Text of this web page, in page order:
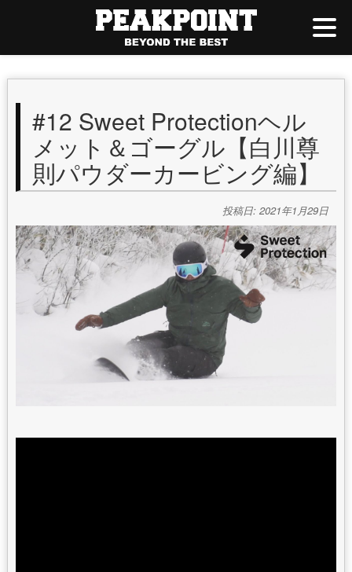
#12 Sweet Protectionヘル
メット＆ゴーグル【白川尊
則パウダーカービング編】
投稿日: 2021年1月29日